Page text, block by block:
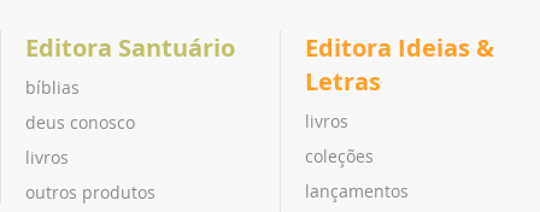
Editora Santuário
bíblias
deus conosco
livros
outros produtos
Editora Ideias &
Letras
livros
coleções
lançamentos